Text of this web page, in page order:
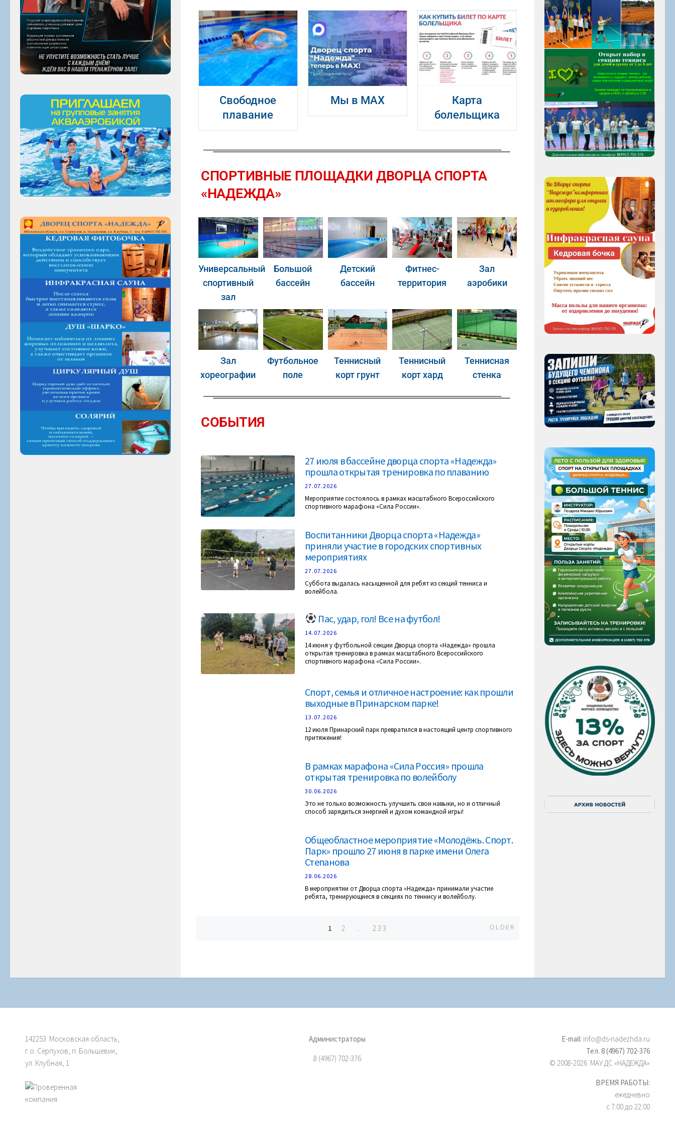
Свободное
плавание
Мы в MAX
Карта
болельщика
СПОРТИВНЫЕ ПЛОЩАДКИ ДВОРЦА СПОРТА
«НАДЕЖДА»
Универсальный
спортивный
зал
Большой
бассейн
Детский
бассейн
Фитнес-
территория
Зал
аэробики
Зал
хореографии
Футбольное
поле
Теннисный
корт грунт
Теннисный
корт хард
Теннисная
стенка
СОБЫТИЯ
27 июля в бассейне дворца спорта «Надежда»
прошла открытая тренировка по плаванию
27.07.2026
Мероприятие состоялось в рамках масштабного Всероссийского
спортивного марафона «Сила России».
Воспитанники Дворца спорта «Надежда»
приняли участие в городских спортивных
мероприятиях
27.07.2026
Суббота выдалась насыщенной для ребят из секций тенниса и
волейбола.
Пас, удар, гол! Все на футбол!
14.07.2026
14 июня у футбольной секции Дворца спорта «Надежда» прошла
открытая тренировка в рамках масштабного Всероссийского
спортивного марафона «Сила России».
Спорт, семья и отличное настроение: как прошли
выходные в Принарском парке!
13.07.2026
12 июля Принарский парк превратился в настоящий центр спортивного
притяжения!
В рамках марафона «Сила Россия» прошла
открытая тренировка по волейболу
30.06.2026
Это не только возможность улучшить свои навыки, но и отличный
способ зарядиться энергией и духом командной игры!
Общеобластное мероприятие «Молодёжь. Спорт.
Парк» прошло 27 июня в парке имени Олега
Степанова
28.06.2026
В мероприятии от Дворца спорта «Надежда» принимали участие
ребята, тренирующиеся в секциях по теннису и волейболу.
1 2 … 233 OLDER
142253 Московская область,
г.о. Серпухов, п. Большевик,
ул. Клубная, 1
Администраторы
8 (4967) 702-376
E-mail: info@ds-nadezhda.ru
Тел. 8 (4967) 702-376
© 2008-2026 МАУ ДС «НАДЕЖДА»
ВРЕМЯ РАБОТЫ:
ежедневно
с 7:00 до 22:00